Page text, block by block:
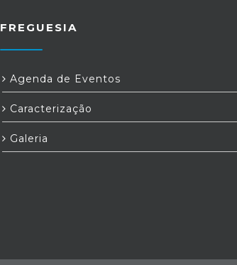
FREGUESIA
Agenda de Eventos
Caracterização
Galeria